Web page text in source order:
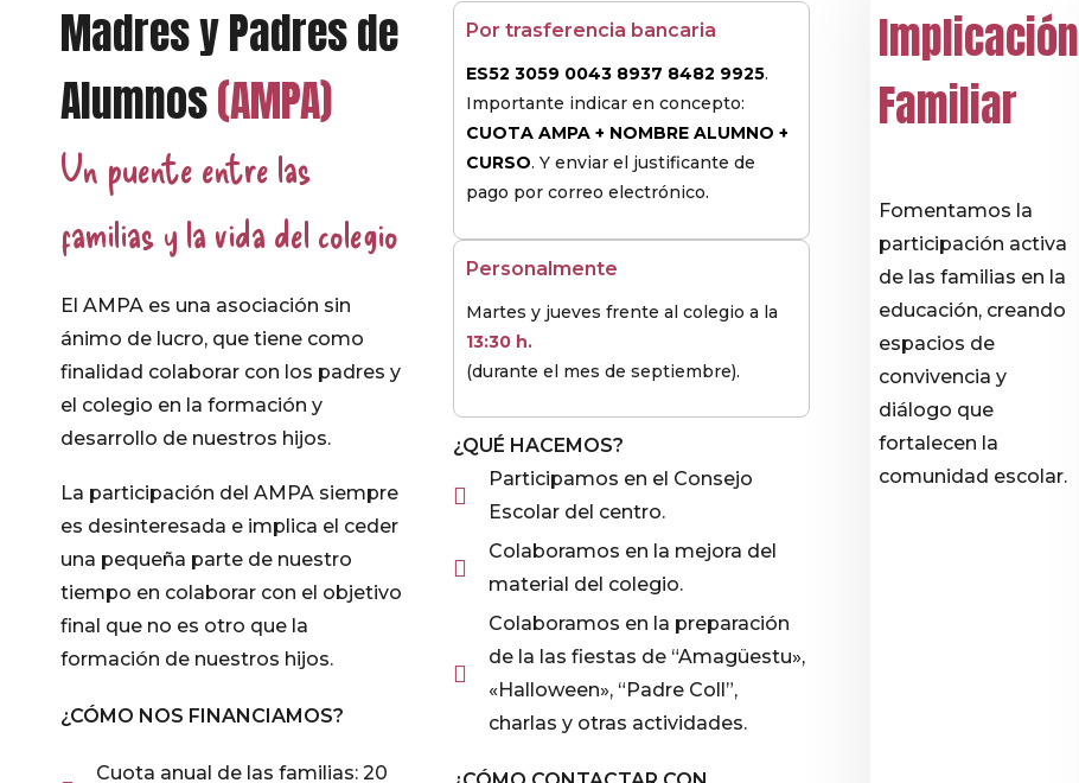
Madres y Padres de
Alumnos(AMPA)
Un puente entre las
familias y la vida del colegio
El AMPA es una asociación sin
ánimo de lucro, que tiene como
finalidad colaborar con los padres y
el colegio en la formación y
desarrollo de nuestros hijos.
La participación del AMPA siempre
es desinteresada e implica el ceder
una pequeña parte de nuestro
tiempo en colaborar con el objetivo
final que no es otro que la
formación de nuestros hijos.
¿CÓMO NOS FINANCIAMOS?
Cuota anual de las familias: 20
Por trasferencia bancaria​
ES52 3059 0043 8937 8482 9925.
Importante indicar en concepto:
CUOTA AMPA + NOMBRE ALUMNO +
CURSO. Y enviar el justificante de
pago por correo electrónico.
Personalmente
Martes y jueves frente al colegio a la
13:30 h.
(durante el mes de septiembre).
¿QUÉ HACEMOS?
Participamos en el Consejo
Escolar del centro.
Colaboramos en la mejora del
material del colegio.
Colaboramos en la preparación
de la las fiestas de “Amagüestu»,
«Halloween», “Padre Coll”,
charlas y otras actividades.
Implicación
Familiar​
Fomentamos la
participación activa
de las familias en la
educación, creando
espacios de
convivencia y
diálogo que
fortalecen la
comunidad escolar.